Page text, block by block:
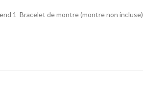
1 Bracelet de montre (montre non incluse)